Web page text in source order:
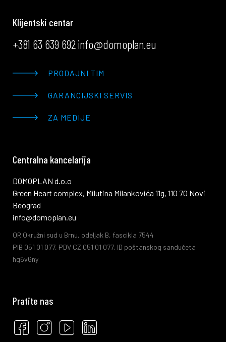
Klijentski centar
+381 63 639 692 info@domoplan.eu
PRODAJNI TIM
GARANCIJSKI SERVIS
ZA MEDIJE
Centralna kancelarija
DOMOPLAN d.o.o
Green Heart complex, Milutina Milankovića 11g, 110 70 Novi
Beograd
info@domoplan.eu
OR Okružni sud u Brnu, odeljak B, fascikla 7544
PIB 051 01 077, PDV CZ 051 01 077, ID poštanskog sandučeta:
hg6v6ny
Pratite nas